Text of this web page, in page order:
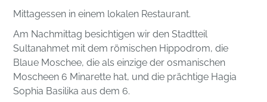
Mittagessen in einem lokalen Restaurant.
Am Nachmittag besichtigen wir den Stadtteil
Sultanahmet mit dem römischen Hippodrom, die
Blaue Moschee, die als einzige der osmanischen
Moscheen 6 Minarette hat, und die prächtige Hagia
Sophia Basilika aus dem 6.